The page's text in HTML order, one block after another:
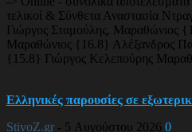
τελικοί & Σύνθετα Αναστασία
Γιώργος Σταμούλης, Μαραθώνιος
Μαραθώνιος {16.8} Αλέξανδρος
{15.8} Γιώργος Κελεπούρης
Ελληνικές παρουσίες σε
StivoZ.gr - 5 Αυγούστου 2026 0